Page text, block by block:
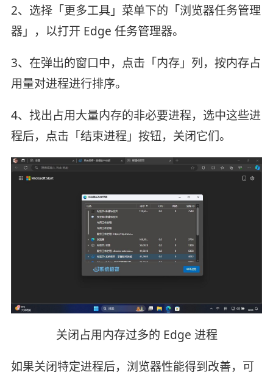
2、选择「更多工具」菜单下的「浏览器任务管理
器」，以打开 Edge 任务管理器。
3、在弹出的窗口中，点击「内存」列，按内存占
用量对进程进行排序。
4、找出占用大量内存的非必要进程，选中这些进
程后，点击「结束进程」按钮，关闭它们。
关闭占用内存过多的 Edge 进程
如果关闭特定进程后，浏览器性能得到改善，可